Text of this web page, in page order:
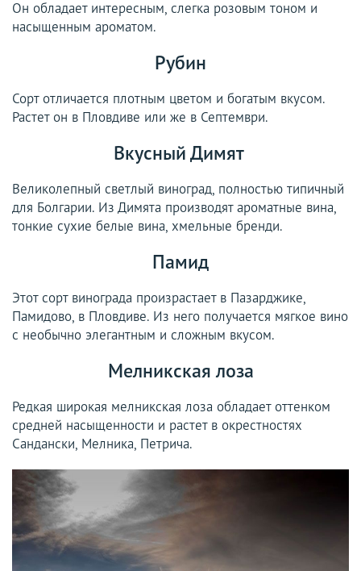
Он обладает интересным, слегка розовым тоном и
насыщенным ароматом.
Рубин
Сорт отличается плотным цветом и богатым вкусом.
Растет он в Пловдиве или же в Септември.
Вкусный Димят
Великолепный светлый виноград, полностью типичный
для Болгарии. Из Димята производят ароматные вина,
тонкие сухие белые вина, хмельные бренди.
Памид
Этот сорт винограда произрастает в Пазарджике,
Памидово, в Пловдиве. Из него получается мягкое вино
с необычно элегантным и сложным вкусом.
Мелникская лоза
Редкая широкая мелникская лоза обладает оттенком
средней насыщенности и растет в окрестностях
Сандански, Мелника, Петрича.